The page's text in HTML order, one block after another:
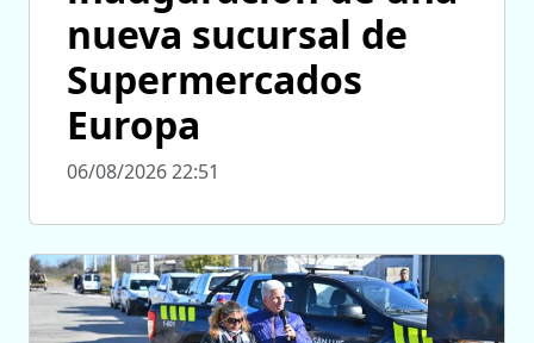
nueva sucursal de
Supermercados
Europa
06/08/2026 22:51